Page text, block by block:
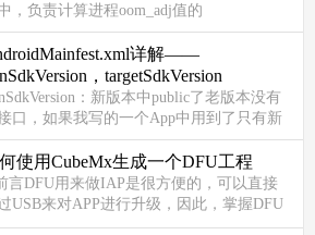
，负责计算进程oom_adj值的
函数。从难度上来讲，
函数比
详解——
，targetSdkVersion
：新版本中public了老版本没有
口，如果我写的一个App中用到了只有新
才有的接口，肯定不能让它跑在老版本
上，不然会报错。 Android是如...
使用CubeMx生成一个DFU工程
言DFU用来做IAP是很方便的，可以直接
USB来对APP进行升级，因此，掌握DFU
作还是挺有好处，特别是使用CubeMx工